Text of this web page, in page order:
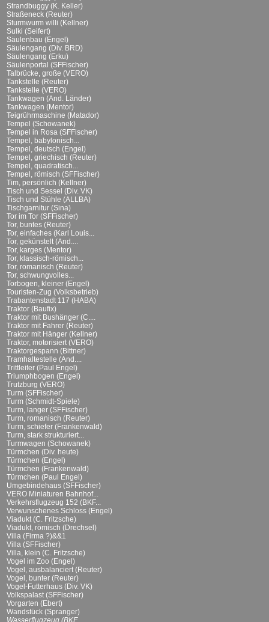
Strandbuggy (K. Keller)
Straßeneck (Reuter)
Sturmwurm willi (Kellner)
Sulki (Seifert)
Säulenbau (Engel)
Säulengang (Div. BRD)
Säulengang (Erku)
Säulenportal (SFFischer)
Talbrücke, große (VERO)
Tankstelle (Reuter)
Tankstelle (VERO)
Tankwagen (And. Länder)
Tankwagen (Mentor)
Teigrührmaschine (Matador)
Tempel (Schowanek)
Tempel in Rosa (SFFischer)
Tempel, babylonisch...
Tempel, deutsch (Engel)
Tempel, griechisch (Reuter)
Tempel, quadratisch...
Tempel, römisch (SFFischer)
Tim, persönlich (Kellner)
Tisch und Sessel (Div. VK)
Tisch und Stühle (ALLBA)
Tischgarnitur (Sina)
Tor im Tor (SFFischer)
Tor, buntes (Reuter)
Tor, einfaches (Karl Louis...
Tor, gekünstelt (And....
Tor, karges (Mentor)
Tor, klassisch-römisch...
Tor, romanisch (Reuter)
Tor, schwungvolles...
Torbogen, kleiner (Engel)
Touristen-Zug (Volksbetrieb)
Trabantenstadt 117 (HABA)
Traktor (Baufix)
Traktor mit Bushänger (C....
Traktor mit Fahrer (Reuter)
Traktor mit Hänger (Kellner)
Traktor, motorisiert (VERO)
Traktorgespann (Bittner)
Tramhaltestelle (And....
Trittleiter (Paul Engel)
Triumphbogen (Engel)
Trutzburg (VERO)
Turm (SFFischer)
Turm (Schmidt-Spiele)
Turm, langer (SFFischer)
Turm, romanisch (Reuter)
Turm, schiefer (Frankenwald)
Turm, stark strukturiert...
Turmwagen (Schowanek)
Türmchen (Div. heute)
Türmchen (Engel)
Türmchen (Frankenwald)
Türmchen (Paul Engel)
Umgebindehaus (SFFischer)
VERO Miniaturen Bahnhof...
Verkehrsflugzeug 152 (BKF...
Verwunschenes Schloss (Engel)
Viadukt (C. Fritzsche)
Viadukt, römisch (Drechsel)
Villa (Firma ?)&&1
Villa (SFFischer)
Villa, klein (C. Fritzsche)
Vogel im Zoo (Engel)
Vogel, ausbalanciert (Reuter)
Vogel, bunter (Reuter)
Vogel-Futterhaus (Div. VK)
Volkspalast (SFFischer)
Vorgarten (Ebert)
Wandstück (Spranger)
Wasserflugzeug (BKF